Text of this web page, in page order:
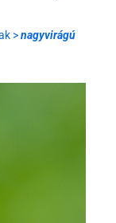
>nagyvirágú